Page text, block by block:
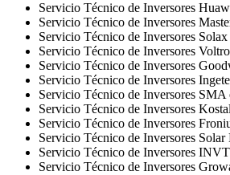
Servicio Técnico de Inversores
Servicio Técnico de Inversores
Servicio Técnico de Inversores
Servicio Técnico de Inversores
Servicio Técnico de Inversores
Servicio Técnico de Inversores
Servicio Técnico de Inversores
Servicio Técnico de Inversores
Servicio Técnico de Inversores
Servicio Técnico de Inversores
Servicio Técnico de Inversores
Servicio Técnico de Inversores